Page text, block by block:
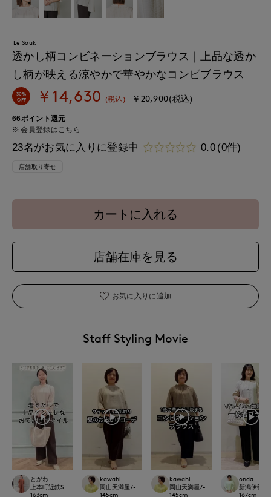
Le Souk
透かし柄コンビネーションブラウス｜上品な透か
し柄が映える涼やかで華やかなコンビブラウス
30%
OFF ￥14,630 (税込) ￥20,900(税込)
66ポイント還元
会員登録はこちら
23名がお気に入りに登録中 0.0 (0件)
店舗取り寄せ
カートに入れる
店舗在庫を見る
お気に入りに追加
Staff Styling Movie
とがわ
上本町近鉄SUPERIORCLOSET
163cm
kawahi
岡山天満屋7-IDconcept.
145cm
kawahi
岡山天満屋7-IDconcept.
145cm
onda
新潟伊勢
167cm